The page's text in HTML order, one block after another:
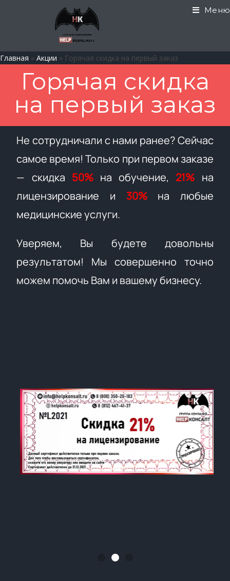
Меню
Главная » Акции » Горячая скидка на первый заказ
Горячая скидка
на первый заказ
Не сотрудничали с нами ранее? Сейчас
самое время! Только при первом заказе
— скидка 50%на обучение, 21% на
лицензирование и 30%на любые
медицинские услуги.
Уверяем, Вы будете довольны
результатом! Мы совершенно точно
можем помочь Вам и вашему бизнесу.